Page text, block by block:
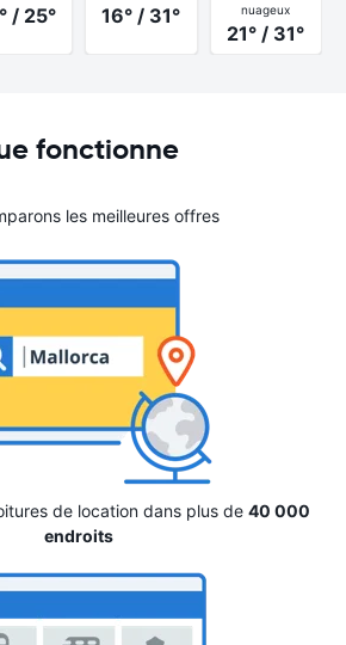
/ 25° 16° / 31°
nuageux
21° / 31°
fonctionne
les meilleures offres
de location dans plus de 40 000
endroits